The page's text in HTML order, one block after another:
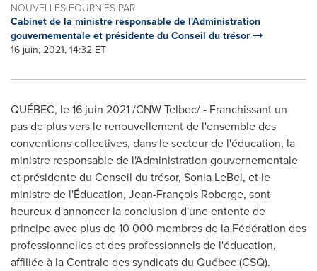
NOUVELLES FOURNIES PAR
Cabinet de la ministre responsable de l'Administration
gouvernementale et présidente du Conseil du trésor
16 juin, 2021, 14:32 ET
QUÉBEC, le 16 juin 2021 /CNW Telbec/ - Franchissant un
pas de plus vers le renouvellement de l'ensemble des
conventions collectives, dans le secteur de l'éducation, la
ministre responsable de l'Administration gouvernementale
et présidente du Conseil du trésor, Sonia LeBel, et le
ministre de l'Éducation, Jean-François Roberge, sont
heureux d'annoncer la conclusion d'une entente de
principe avec plus de 10 000 membres de la Fédération des
professionnelles et des professionnels de l'éducation,
affiliée à la Centrale des syndicats du Québec (CSQ).